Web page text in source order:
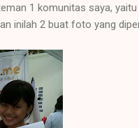
1 komunitas saya,
inilah 2 buat foto yang